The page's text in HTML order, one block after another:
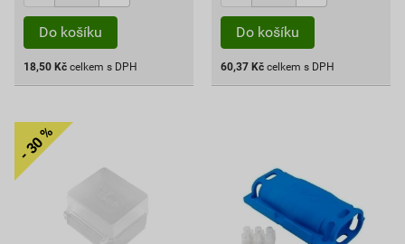
Do košíku
18,50 Kč celkem s DPH
Do košíku
60,37 Kč celkem s DPH